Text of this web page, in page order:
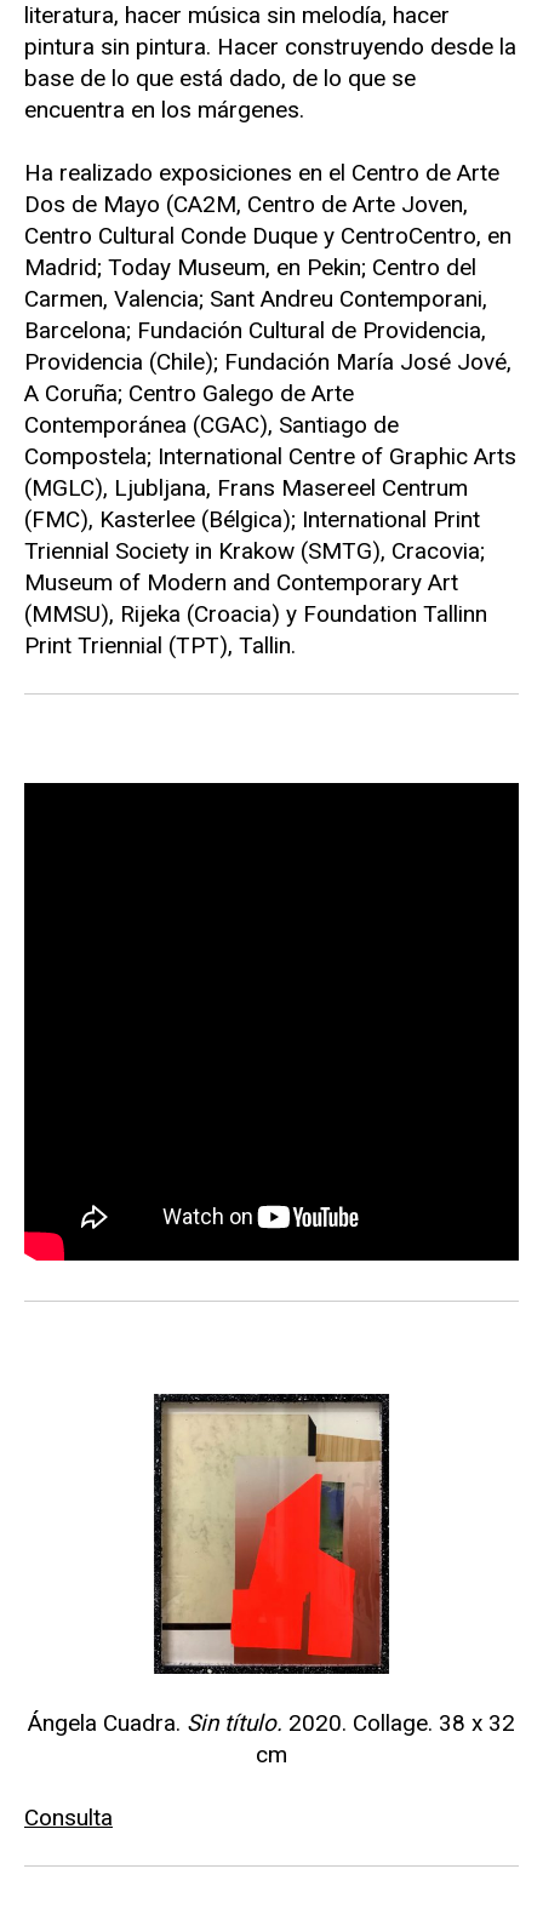
literatura, hacer música sin melodía, hacer
pintura sin pintura. Hacer construyendo desde la
base de lo que está dado, de lo que se
encuentra en los márgenes.
Ha realizado exposiciones en el Centro de Arte
Dos de Mayo (CA2M, Centro de Arte Joven,
Centro Cultural Conde Duque y CentroCentro, en
Madrid; Today Museum, en Pekin; Centro del
Carmen, Valencia; Sant Andreu Contemporani,
Barcelona; Fundación Cultural de Providencia,
Providencia (Chile); Fundación María José Jové,
A Coruña; Centro Galego de Arte
Contemporánea (CGAC), Santiago de
Compostela; International Centre of Graphic Arts
(MGLC), Ljubljana, Frans Masereel Centrum
(FMC), Kasterlee (Bélgica); International Print
Triennial Society in Krakow (​SMTG), Cracovia;
Museum of Modern and Contemporary Art
(MMSU), Rijeka (Croacia) y Foundation Tallinn
Print Triennial (TPT), Tallin.
Ángela Cuadra. Sin título. 2020. Collage. 38 x 32
cm
Consulta